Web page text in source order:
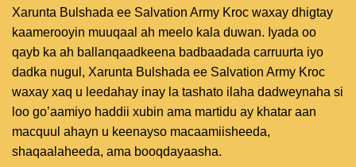
Xarunta Bulshada ee Salvation Army Kroc waxay dhigtay
kaamerooyin muuqaal ah meelo kala duwan. Iyada oo
qayb ka ah ballanqaadkeena badbaadada carruurta iyo
dadka nugul, Xarunta Bulshada ee Salvation Army Kroc
waxay xaq u leedahay inay la tashato ilaha dadweynaha si
loo go’aamiyo haddii xubin ama martidu ay khatar aan
macquul ahayn u keenayso macaamiisheeda,
shaqaalaheeda, ama booqdayaasha.